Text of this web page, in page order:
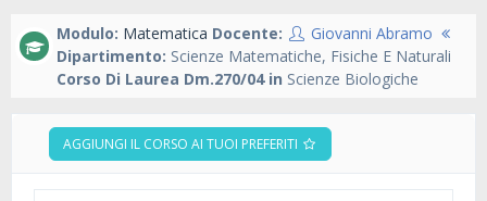
Modulo: Matematica Docente:
Giovanni Abramo
Dipartimento: Scienze Matematiche, Fisiche E Naturali
Corso Di Laurea Dm.270/04 in Scienze Biologiche
AGGIUNGI IL CORSO AI TUOI PREFERITI